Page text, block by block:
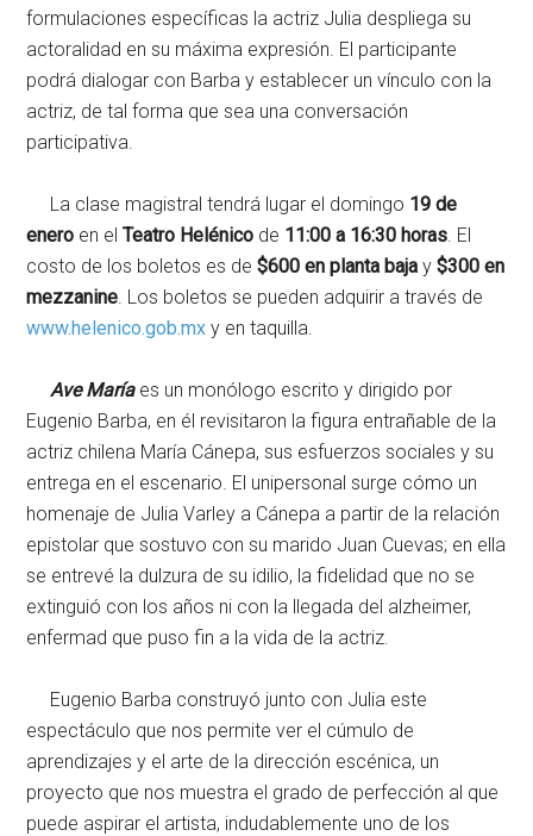
formulaciones específicas la actriz Julia despliega su
actoralidad en su máxima expresión. El participante
podrá dialogar con Barba y establecer un vínculo con la
actriz, de tal forma que sea una conversación
participativa.
La clase magistral tendrá lugar el domingo 19 de
enero en elTeatro Helénico de 11:00 a 16:30 horas. El
costo de los boletos es de$600 en planta baja y$300 en
mezzanine. Los boletos se pueden adquirir a través de
www.helenico.gob.mx y en taquilla.
Ave Maríaes un monólogo escrito y dirigido por
Eugenio Barba, en él revisitaron la figura entrañable de la
actriz chilena María Cánepa, sus esfuerzos sociales y su
entrega en el escenario. El unipersonal surge cómo un
homenaje de Julia Varley a Cánepa a partir de la relación
epistolar que sostuvo con su marido Juan Cuevas; en ella
se entrevé la dulzura de su idilio, la fidelidad que no se
extinguió con los años ni con la llegada del alzheimer,
enfermad que puso fin a la vida de la actriz.
Eugenio Barba construyó junto con Julia este
espectáculo que nos permite ver el cúmulo de
aprendizajes y el arte de la dirección escénica, un
proyecto que nos muestra el grado de perfección al que
puede aspirar el artista, indudablemente uno de los